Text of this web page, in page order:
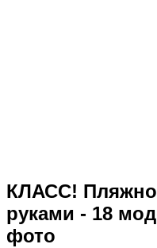
КЛАСС!
руками - 18
фото